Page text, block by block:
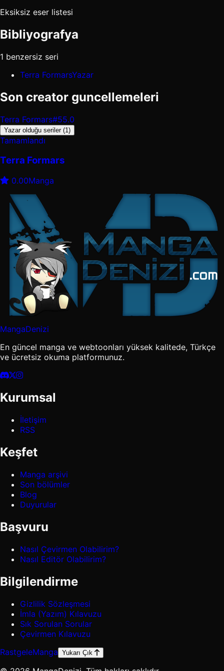
Eksiksiz eser listesi
Bibliyografya
1 benzersiz seri
Terra FormarsYazar
Son creator guncellemeleri
Terra Formars#55.0
Yazar olduğu seriler (1)
Tamamlandı
Terra Formars
0.00Manga
MangaDenizi
En güncel manga ve webtoonları yüksek kalitede, Türkçe
ve ücretsiz okuma platformunuz.
Kurumsal
İletişim
RSS
Keşfet
Manga arşivi
Son bölümler
Blog
Duyurular
Başvuru
Nasıl Çevirmen Olabilirim?
Nasıl Editör Olabilirim?
Bilgilendirme
Gizlilik Sözleşmesi
İmla (Yazım) Kılavuzu
Sık Sorulan Sorular
Çevirmen Kılavuzu
RastgeleManga Yukarı Çık